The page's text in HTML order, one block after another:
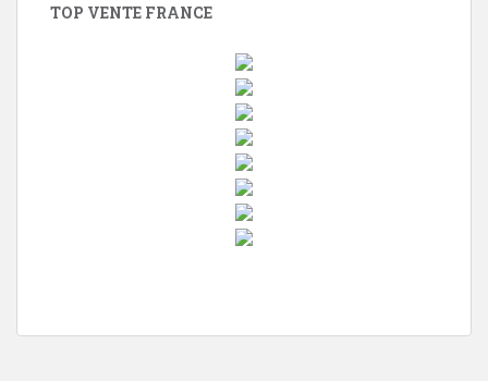
TOP VENTE FRANCE
d